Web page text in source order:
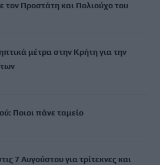
τον Προστάτη και Πολιούχο του
μέτρα στην Κρήτη για την
Ποιοι πάνε ταμείο
7 Αυγούστου για τρίτεκνες και